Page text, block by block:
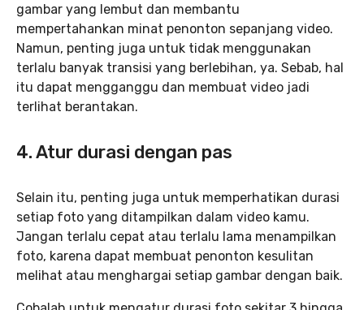
gambar yang lembut dan membantu
mempertahankan minat penonton sepanjang video.
Namun, penting juga untuk tidak menggunakan
terlalu banyak transisi yang berlebihan, ya. Sebab, hal
itu dapat mengganggu dan membuat video jadi
terlihat berantakan.
4. Atur durasi dengan pas
Selain itu, penting juga untuk memperhatikan durasi
setiap foto yang ditampilkan dalam video kamu.
Jangan terlalu cepat atau terlalu lama menampilkan
foto, karena dapat membuat penonton kesulitan
melihat atau menghargai setiap gambar dengan baik.